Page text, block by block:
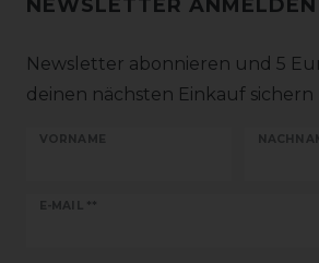
NEWSLETTER ANMELDEN
Newsletter abonnieren und 5
deinen nächsten Einkauf sichern
VORNAME
E-MAIL **
Newsletter